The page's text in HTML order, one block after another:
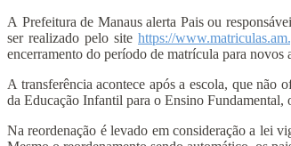
A Prefeitura de Manaus alerta Pais ou
ser realizado pelo site https://
encerramento do período de matrícula para
A transferência acontece após a escola, que não
da Educação Infantil para o Ensino Fundamental,
Na reordenação é levado em consideração a lei